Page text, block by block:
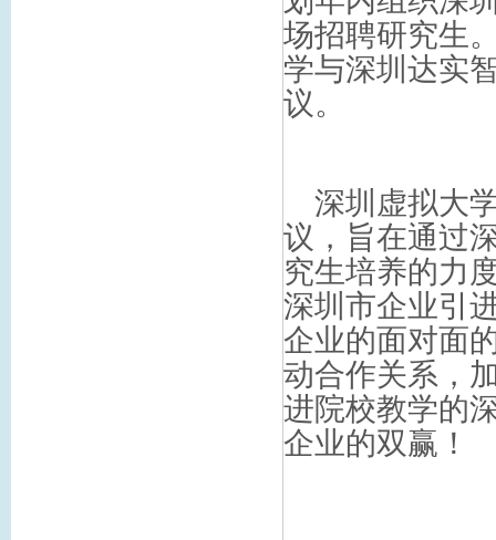
场招聘研究生
学与深圳达实
议。
深圳虚拟大
议，旨在通过
究生培养的力
深圳市企业引
企业的面对面
动合作关系，
进院校教学的
企业的双赢！